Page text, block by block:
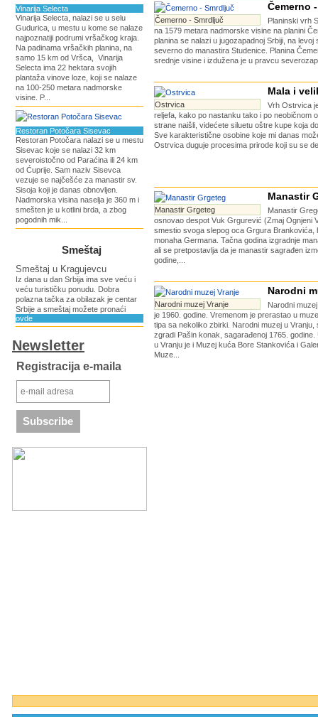
Vinarija Selecta
Vinarija Selecta, nalazi se u selu
Gudurica, u mestu u kome se nalaze
najpoznatiji podrumi vršačkog kraja.
Na padinama vršačkih planina, na
samo 15 km od Vršca, Vinarija
Selecta ima 22 hektara svojih
plantaža vinove loze, koji se nalaze
na 100-250 metara nadmorske
visine. P...
Restoran Potočara Sisevac
Restoran Potočara nalazi se u mestu
Sisevac koje se nalazi 32 km
severoistočno od Paraćina ili 24 km
od Ćuprije. Sam naziv Sisevca
vezuje se najčešće za manastir sv.
Sisoja koji je danas obnovljen.
Nadmorska visina naselja je 360 m i
smešten je u kotlini brda, a zbog
pogodnih mik...
Smeštaj
Smeštaj u Kragujevcu
Iz dana u dan Srbija ima sve veću i
veću turističku ponudu. Dobra
polazna tačka za obilazak je centar
Srbije a smeštaj možete pronaći
ovde
Newsletter
Registracija e-maila
Čemerno - Smrdljuč
Čemerno
Planinski vrh
na 1579 metara nadmorske visine na planini
planina se nalazi u jugozapadnoj Srbiji, na levoj
severno do manastira Studenice. Planina
srednje visine i izdužena je u pravcu
Ostrvica
Mala i
Vrh Ostrvica
reljefa, kako po nastanku tako i po neobičnom
strane naišli, videćete siluetu oštre kupe koja
Sve karakteristične osobine koje mi danas
Ostrvica duguje procesima prirode koji su se
Manastir Grgeteg
Manastir
Manastir
osnovao despot Vuk Grgurević (Zmaj Ognjeni
smestio svoga slepog oca Grgura Brankovića,
monaha Germana. Tačna godina izgradnje
ali se pretpostavlja da je manastir sagrađen
godine,...
Narodni muzej Vranje
Narodni
Narodni
je 1960. godine. Vremenom je prerastao u
tipa sa nekoliko zbirki. Narodni muzej u Vranju,
zgradi Pašin konak, sagarađenoj 1765.
u Vranju je i Muzej kuća Bore Stankovića i
Muze...